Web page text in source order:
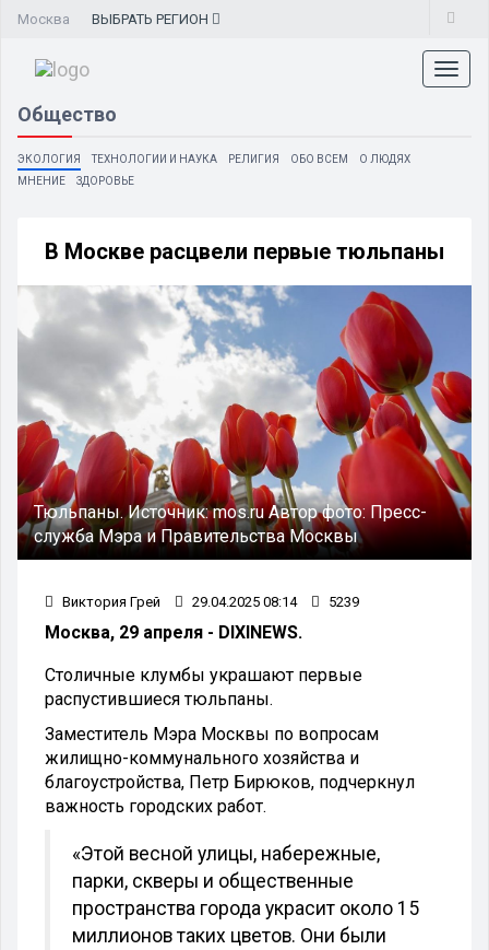
Москва ВЫБРАТЬ РЕГИОН
Общество
ЭКОЛОГИЯ ТЕХНОЛОГИИ И НАУКА РЕЛИГИЯ ОБО ВСЕМ
О ЛЮДЯХ
МНЕНИЕ
ЗДОРОВЬЕ
В Москве расцвели первые тюльпаны
Тюльпаны.Источник:mos.ruАвтор фото:Пресс-
служба Мэра и Правительства Москвы
Виктория Грей 29.04.2025 08:14 5239
Москва, 29 апреля - DIXINEWS.
Столичные клумбы украшают первые
распустившиеся тюльпаны.
Заместитель Мэра Москвы по вопросам
жилищно-коммунального хозяйства и
благоустройства, Петр Бирюков, подчеркнул
важность городских работ.
«Этой весной улицы, набережные,
парки, скверы и общественные
пространства города украсит около 15
миллионов таких цветов. Они были